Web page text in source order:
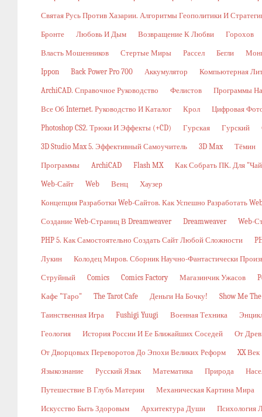
Святая Русь Против Хазарии. Алгоритмы Геополитики И
Бронте Любовь И Дым Возвращение К Любви Горохов
Власть Мошенников Стертые Миры Рассел Бегли
Ippon Back Power Pro 700 Аккумулятор Компьютерная
ArchiCAD. Справочное Руководство Фелистов Программы
Все Об Internet. Руководство И Каталог Крол Цифровая
Photoshop CS2. Трюки И Эффекты (+CD) Гурская Гурский
3D Studio Max 5. Эффективный Самоучитель 3D Max Тёмин
Программы ArchiCAD Flash MX Как Собрать ПК. Для
Web-Сайт Web Венц Хаузер
Концепция Разработки Web-Сайтов. Как Успешно Разработать
Создание Web-Страниц В Dreamweaver Dreamweaver Web-
PHP 5. Как Самостоятельно Создать Сайт Любой Сложности
Лукин Колодец Миров. Сборник Научно-Фантастически
Струйный Comics Comics Factory Магазинчик Ужасов
Кафе "Таро" The Tarot Cafe Деньги На Бочку! Show Me
Таинственная Игра Fushigi Yuugi Военная Техника
Геология История России И Ее Ближайших Соседей От
От Дворцовых Переворотов До Эпохи Великих Реформ XX Век
Языкознание Русский Язык Математика Природа
Путешествие В Глубь Материи Механическая Картина Мира
Искусство Быть Здоровым Архитектура Души Психология